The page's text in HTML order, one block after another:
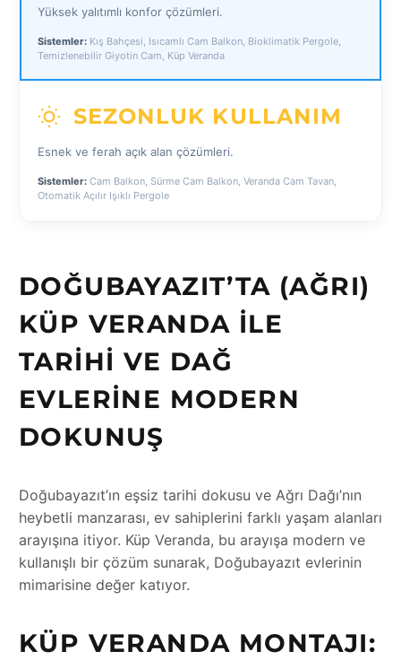
Yüksek yalıtımlı konfor çözümleri.
Sistemler: Kış Bahçesi, Isıcamlı Cam Balkon, Bioklimatik Pergole,
Temizlenebilir Giyotin Cam, Küp Veranda
SEZONLUK KULLANIM
Esnek ve ferah açık alan çözümleri.
Sistemler: Cam Balkon, Sürme Cam Balkon, Veranda Cam Tavan,
Otomatik Açılır Işıklı Pergole
DOĞUBAYAZIT’TA (AĞRI)
KÜP VERANDA ILE
TARIHI VE DAĞ
EVLERINE MODERN
DOKUNUŞ
Doğubayazıt’ın eşsiz tarihi dokusu ve Ağrı Dağı’nın
heybetli manzarası, ev sahiplerini farklı yaşam alanları
arayışına itiyor. Küp Veranda, bu arayışa modern ve
kullanışlı bir çözüm sunarak, Doğubayazıt evlerinin
mimarisine değer katıyor.
KÜP VERANDA MONTAJI: